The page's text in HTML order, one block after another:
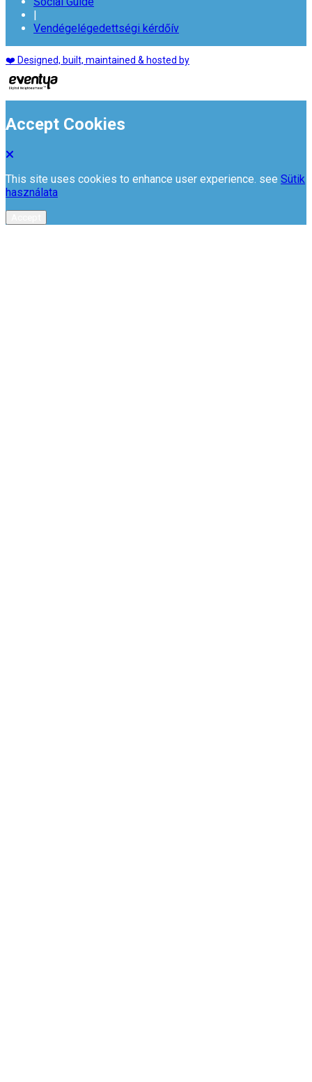
|
Vendégelégedettségi kérdőív
❤️ Designed, built, maintained & hosted by
Accept Cookies
This site uses cookies to enhance user experience. see Sütik
használata